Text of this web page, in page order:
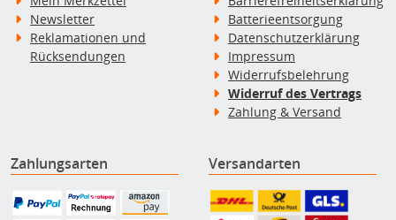
Newsletter
Reklamationen und
Rücksendungen
Batterieentsorgung
Datenschutzerklärung
Impressum
Widerrufsbelehrung
Widerruf des Vertrags
Zahlung & Versand
Zahlungsarten Versandarten